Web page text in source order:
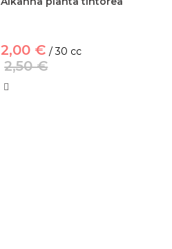
2,00 € / 30 cc
2,50 €